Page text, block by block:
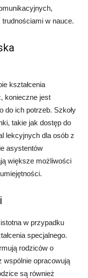
w nauce.
kształcenia
konieczne jest
do ich potrzeb. Szkoły
takie jak dostęp do
lekcyjnych dla osób z
asystentów
większe możliwości
w przypadku
specjalnego.
rodziców o
wspólnie opracowują
są również